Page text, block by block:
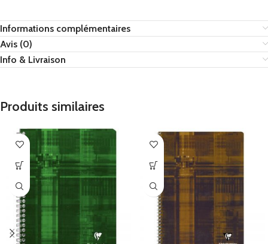
Informations complémentaires
Avis (0)
Info & Livraison
Produits similaires